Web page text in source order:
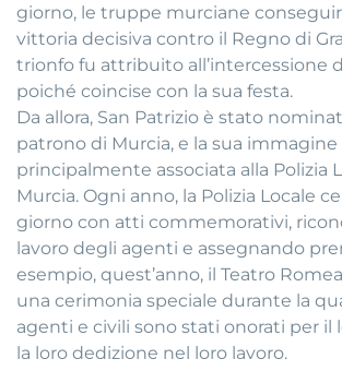
giorno, le truppe murciane
vittoria decisiva contro il Regno di
trionfo fu attribuito all’intercessione
poiché coincise con la sua festa.
Da allora, San Patrizio è stato
patrono di Murcia, e la sua immagine
principalmente associata alla Polizia
Murcia. Ogni anno, la Polizia Locale
giorno con atti commemorativi,
lavoro degli agenti e assegnando
esempio, quest’anno, il Teatro
una cerimonia speciale durante la
agenti e civili sono stati onorati per il
la loro dedizione nel loro lavoro.